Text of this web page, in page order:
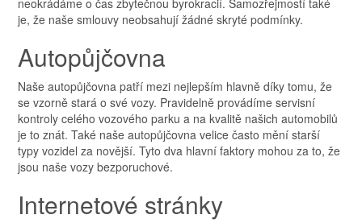
neokrádáme o čas zbytečnou byrokracií. Samozřejmostí také
je, že naše smlouvy neobsahují žádné skryté podmínky.
Autopůjčovna
Našeautopůjčovna patří mezi nejlepším hlavně díky tomu, že
se vzorně stará o své vozy. Pravidelně provádíme servisní
kontroly celého vozového parku a na kvalitě našich automobilů
je to znát. Také naše autopůjčovna velice často mění starší
typy vozidel za novější. Tyto dva hlavní faktory mohou za to, že
jsou naše vozy bezporuchové.
Internetové stránky